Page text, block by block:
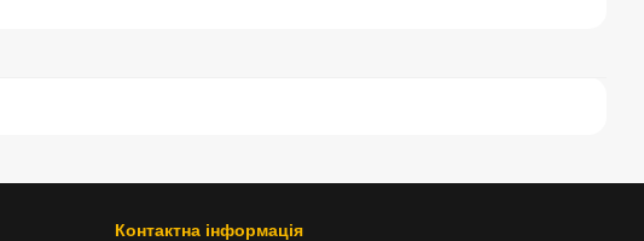
Контактна інформація